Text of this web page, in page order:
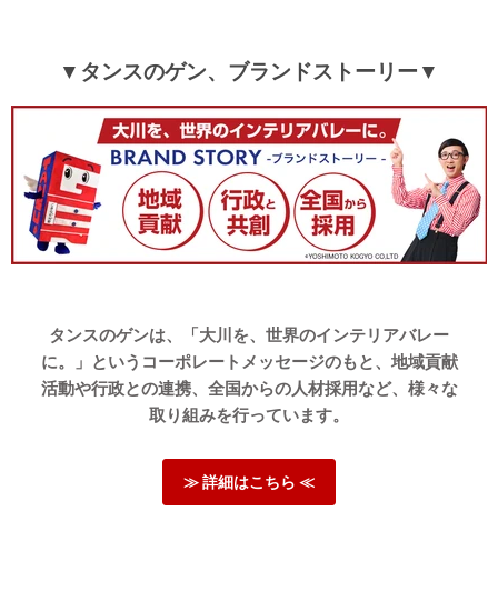
▼タンスのゲン、ブランドストーリー▼
タンスのゲンは、「大川を、世界のインテリアバレー
に。」というコーポレートメッセージのもと、地域貢献
活動や行政との連携、全国からの人材採用など、様々な
取り組みを行っています。
≫ 詳細はこちら ≪